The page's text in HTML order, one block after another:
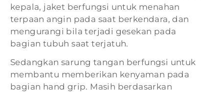
kepala, jaket berfungsi untuk menahan
terpaan angin pada saat berkendara, dan
mengurangi bila terjadi gesekan pada
bagian tubuh saat terjatuh.
Sedangkan sarung tangan berfungsi untuk
membantu memberikan kenyaman pada
bagian hand grip. Masih berdasarkan